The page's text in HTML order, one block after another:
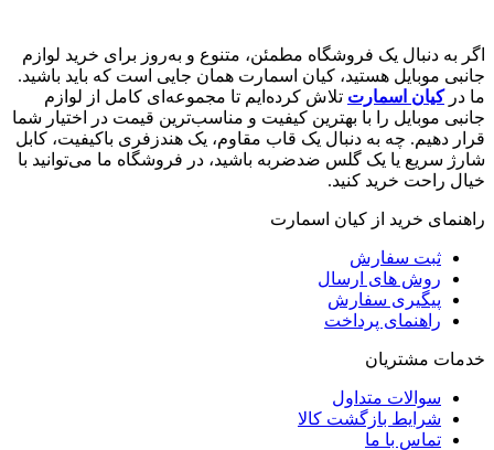
اگر به دنبال یک فروشگاه مطمئن، متنوع و به‌روز برای خرید لوازم
جانبی موبایل هستید، کیان اسمارت همان جایی است که باید باشید.
ما درکیان اسمارت تلاش کرده‌ایم تا مجموعه‌ای کامل از لوازم
جانبی موبایل را با بهترین کیفیت و مناسب‌ترین قیمت در اختیار شما
قرار دهیم. چه به دنبال یک قاب مقاوم، یک هندزفری باکیفیت، کابل
شارژ سریع یا یک گلس ضدضربه باشید، در فروشگاه ما می‌توانید با
خیال راحت خرید کنید.
راهنمای خرید از کیان اسمارت
ثبت سفارش
روش‌ های ارسال
پیگیری سفارش
راهنمای پرداخت
خدمات مشتریان
سوالات متداول
شرایط بازگشت کالا
تماس با ما